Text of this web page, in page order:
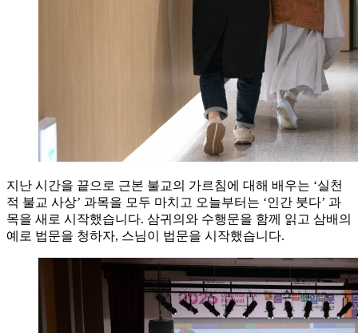
지난 시간을 끝으로 근본 불교의 가르침에 대해 배우는 ‘실천
적 불교 사상’ 과목을 모두 마치고 오늘부터는 ‘인간 붓다’ 과
목을 새로 시작했습니다. 삼귀의와 수행문을 함께 읽고 삼배의
예로 법문을 청하자, 스님이 법문을 시작했습니다.